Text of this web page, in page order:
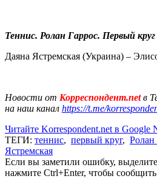
Теннис. Ролан Гаррос. Первый круг
Даяна Ястремская (Украина) –
Новости от Корреспондент.netв
на наш канал https://t.me/
Читайте Korrespondent.net в Google
ТЕГИ: теннис, первый круг, Ролан
Ястремская
Если вы заметили ошибку,
нажмите Ctrl+Enter, чтобы